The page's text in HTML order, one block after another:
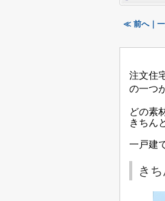
≪ 前へ｜一
注文住
の一つ
どの素
きちん
一戸建
き